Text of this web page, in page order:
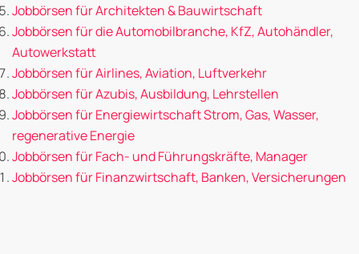
Jobbörsen für Architekten & Bauwirtschaft
Jobbörsen für die Automobilbranche, KfZ, Autohändler,
Autowerkstatt
Jobbörsen für Airlines, Aviation, Luftverkehr
Jobbörsen für Azubis, Ausbildung, Lehrstellen
Jobbörsen für Energiewirtschaft Strom, Gas, Wasser,
regenerative Energie
Jobbörsen für Fach- und Führungskräfte, Manager
Jobbörsen für Finanzwirtschaft, Banken, Versicherungen